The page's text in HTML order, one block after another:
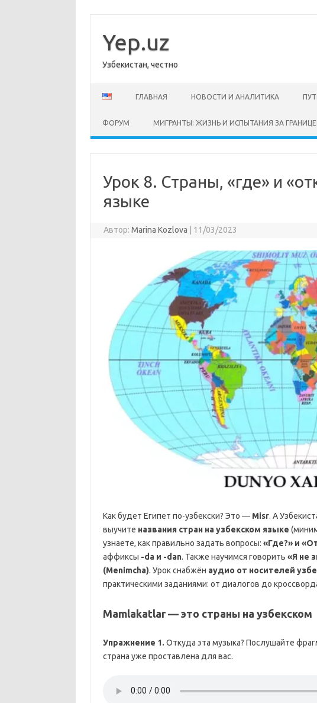
содержимому
Yep.uz
Узбекистан, честно
ГЛАВНАЯ НОВОСТИ И АНАЛИТИКА
ФОРУМ МИГРАНТЫ: ЖИЗНЬ И ИСПЫТАНИЯ ЗА
Урок 8. Страны, «где» и
языке
Автор: Marina Kozlova 11/03/2023
Как будет Египет по-узбекски? Это — Misr. А
выучите названия стран на узбекском языке
узнаете, как правильно задать вопросы: «Где?» и
аффиксы -da и -dan. Также научимся говорить «Я не
(Menimcha). Урок снабжён аудио от носителей
практическими заданиями: от диалогов до
Mamlakatlar — это страны на узбекском
Упражнение 1. Откуда эта музыка? Послушайте
страна уже проставлена для вас.